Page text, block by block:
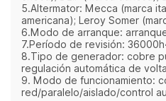
5.Altermator: Mecca (marca
americana); Leroy Somer
6.Modo de arranque:
7.Período de revisión:
8.Tipo de generador: cobre
regulación automática de
9. Modo de funcionamiento:
red/paralelo/aislado/control